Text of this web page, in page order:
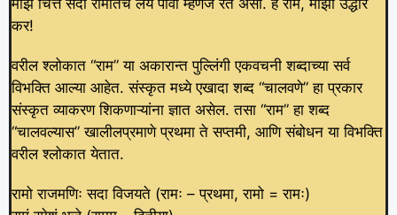
कर!
वरील श्लोकात “राम” या अकारान्त पुल्लिंगी एकवचनी शब्दाच्या सर्व
विभक्ति आल्या आहेत. संस्कृत मध्ये एखादा शब्द “चालवणे” हा प्रकार
संस्कृत व्याकरण शिकणाऱ्यांना ज्ञात असेल. तसा “राम” हा शब्द
“चालवल्यास” खालीलप्रमाणे प्रथमा ते सप्तमी, आणि संबोधन या विभक्ति
वरील श्लोकात येतात.
रामो राजमणिः सदा विजयते (रामः – प्रथमा, रामो = रामः)